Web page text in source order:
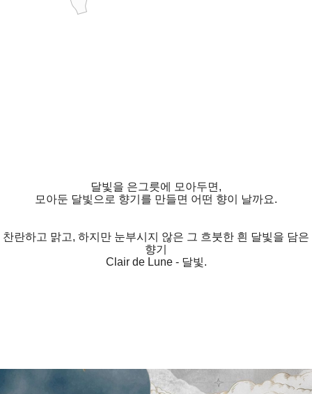
달빛을 은그릇에 모아두면,
모아둔 달빛으로 향기를 만들면 어떤 향이 날까요.
찬란하고 맑고, 하지만 눈부시지 않은 그 흐붓한 흰 달빛을 담은
향기
Clair de Lune - 달빛.